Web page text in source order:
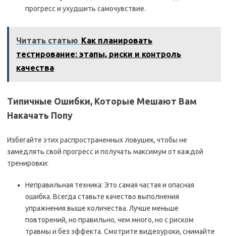
прогресс и ухудшить самочувствие.
Читать статью Как планировать
тестирование: этапы, риски и контроль
качества
Типичные Ошибки, Которые Мешают Вам
Накачать Попу
Избегайте этих распространенных ловушек, чтобы не
замедлять свой прогресс и получать максимум от каждой
тренировки:
Неправильная техника: Это самая частая и опасная
ошибка. Всегда ставьте качество выполнения
упражнения выше количества. Лучше меньше
повторений, но правильно, чем много, но с риском
травмы и без эффекта. Смотрите видеоуроки, снимайте